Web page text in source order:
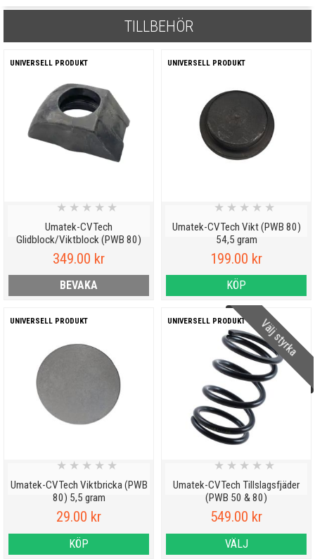
TILLBEHÖR
UNIVERSELL PRODUKT
Umatek-CVTech
Glidblock/Viktblock (PWB 80)
★ ★ ★ ★ ★
349.00 kr
BEVAKA
UNIVERSELL PRODUKT
Umatek-CVTech Vikt (PWB 80)
54,5 gram
★ ★ ★ ★ ★
199.00 kr
KÖP
UNIVERSELL PRODUKT
Umatek-CVTech Viktbricka (PWB
80) 5,5 gram
★ ★ ★ ★ ★
29.00 kr
KÖP
Välj styrka
UNIVERSELL PRODUKT
Umatek-CVTech Tillslagsfjäder
(PWB 50 & 80)
★ ★ ★ ★ ★
549.00 kr
VÄLJ